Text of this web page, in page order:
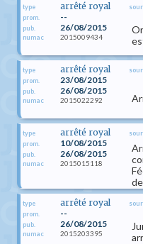
type arrêté royal
prom. --
pub. 26/08/2015
numac 2015009434
type arrêté royal
prom. 23/08/2015
pub. 26/08/2015
numac 2015022292
type arrêté royal
prom. 10/08/2015
pub. 26/08/2015
numac 2015015118
type arrêté royal
prom. --
pub. 26/08/2015
numac 2015203395